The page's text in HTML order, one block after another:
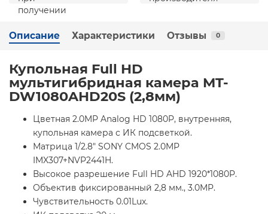
Описание Характеристики Отзывы 0
Купольная Full HD
мультигибридная камера MT-
DW1080AHD20S (2,8мм)
Цветная 2.0MP Analog HD 1080P, внутренняя,
купольная камера с ИК подсветкой.
Матрица 1/2.8" SONY CMOS 2.0MP
IMX307+NVP2441H.
Высокое разрешение Full HD AHD 1920*1080P.
Объектив фиксированный 2,8 мм., 3.0MP.
Чувствительность 0.01Lux.